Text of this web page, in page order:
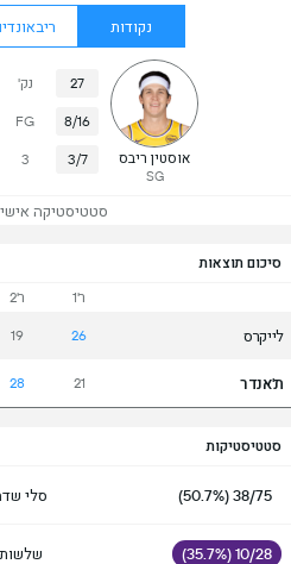
סיכום תוצאות
ר'1 ר'2
לייקרס 26
19
ת'אנדר 21
28
נקודות
אוסטין ריבס
SG
27 נק'
8/16
FG
3/7
3
סטטיסטיקה
סטטיסטיקות
38/75 (50.7%) סלי
10/28 (35.7%) שלשות